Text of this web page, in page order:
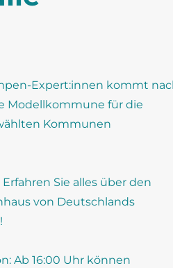
Expert:innen kommt
Modellkommune für die
Kommunen
Sie alles über den
von Deutschlands
Ab 16:00 Uhr können